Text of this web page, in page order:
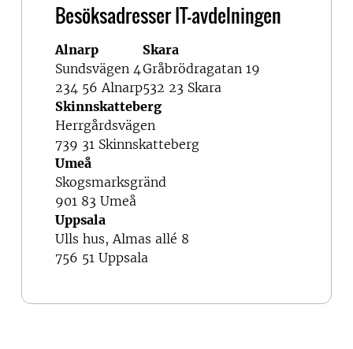
Besöksadresser IT-avdelningen
Alnarp
Sundsvägen 4
234 56 Alnarp
Skara
Gråbrödragatan 19
532 23 Skara
Skinnskatteberg
Herrgårdsvägen
739 31 Skinnskatteberg
Umeå
Skogsmarksgränd
901 83 Umeå
Uppsala
Ulls hus, Almas allé 8
756 51 Uppsala